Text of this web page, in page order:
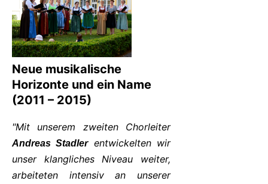
Neue musikalische
Horizonte und ein Name
(2011 – 2015)
"Mit unserem zweiten Chorleiter
Andreas Stadlerentwickelten wir
unser klangliches Niveau weiter,
arbeiteten intensiv an unserer